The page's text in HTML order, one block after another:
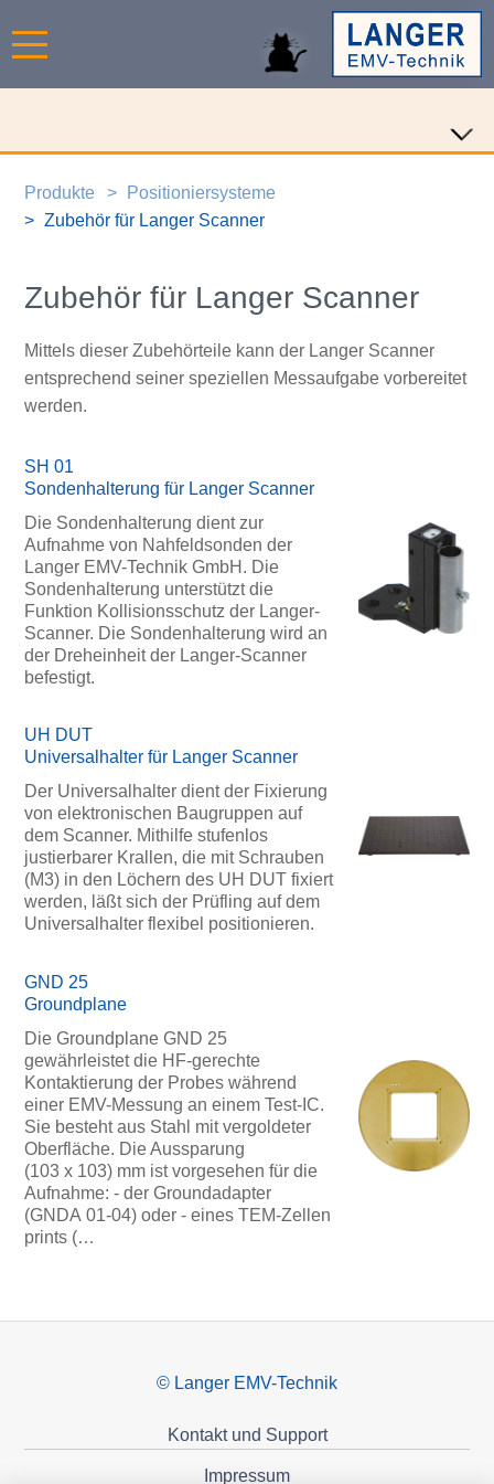
Produkte
Positioniersysteme
Zubehör für Langer Scanner
Zubehör für Langer Scanner
Mittels dieser Zubehörteile kann der Langer Scanner
entsprechend seiner speziellen Messaufgabe vorbereitet
werden.
SH 01
Sondenhalterung für Langer Scanner
Die Sondenhalterung dient zur
Aufnahme von Nahfeldsonden der
Langer EMV-Technik GmbH. Die
Sondenhalterung unterstützt die
Funktion Kollisionsschutz der Langer-
Scanner. Die Sondenhalterung wird an
der Dreheinheit der Langer-Scanner
befestigt.
UH DUT
Universalhalter für Langer Scanner
Der Universalhalter dient der Fixierung
von elektronischen Baugruppen auf
dem Scanner. Mithilfe stufenlos
justierbarer Krallen, die mit Schrauben
(M3) in den Löchern des UH DUT fixiert
werden, läßt sich der Prüfling auf dem
Universalhalter flexibel positionieren.
GND 25
Groundplane
Die Groundplane GND 25
gewährleistet die HF-gerechte
Kontaktierung der Probes während
einer EMV-Messung an einem Test-IC.
Sie besteht aus Stahl mit vergoldeter
Oberfläche. Die Aussparung
(103 x 103) mm ist vorgesehen für die
Aufnahme: - der Groundadapter
(GNDA 01-04) oder - eines TEM-Zellen
prints (…
© Langer EMV-Technik
Kontakt und Support
Impressum